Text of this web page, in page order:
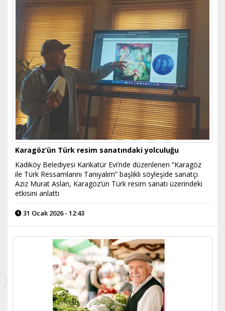
Karagöz’ün Türk resim sanatındaki yolculuğu
Kadıköy Belediyesi Karikatür Evi’nde düzenlenen “Karagöz
ile Türk Ressamlarını Tanıyalım” başlıklı söyleşide sanatçı
Aziz Murat Aslan, Karagöz’ün Türk resim sanatı üzerindeki
etkisini anlattı
31 Ocak 2026 - 12:43